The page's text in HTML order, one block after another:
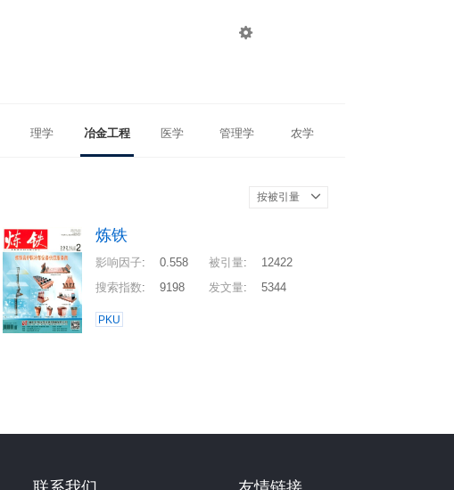

理学 冶金工程 医学 管理学 农学
按被引量
炼铁
影响因子: 0.558 被引量:
12422
搜索指数: 9198 发文量: 5344
PKU